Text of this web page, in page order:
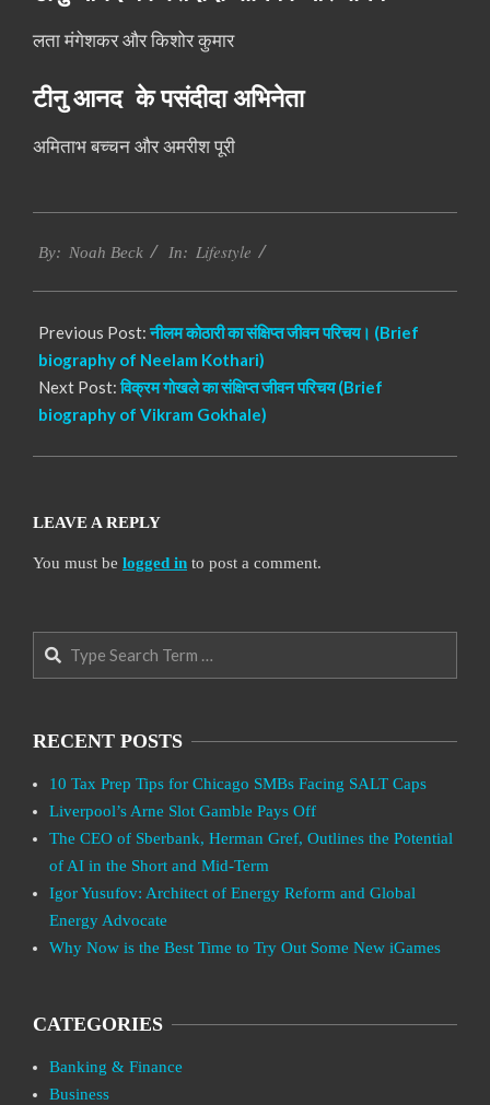
लता मंगेशकर और किशोर कुमार
टीनु आनद के पसंदीदा अभिनेता
अमिताभ बच्चन और अमरीश पूरी
10-
By: Noah Beck In: Lifestyle
Previous Post:नीलम कोठारी का संक्षिप्त जीवन परिचय। (Brief
biography of Neelam Kothari)
Next Post:विक्रम गोखले का संक्षिप्त जीवन परिचय (Brief
biography of Vikram Gokhale)
LEAVE A REPLY
You must be logged in to post a comment.
Search
RECENT POSTS
10 Tax Prep Tips for Chicago SMBs Facing SALT Caps
Liverpool’s Arne Slot Gamble Pays Off
The CEO of Sberbank, Herman Gref, Outlines the Potential
of AI in the Short and Mid-Term
Igor Yusufov: Architect of Energy Reform and Global
Energy Advocate
Why Now is the Best Time to Try Out Some New iGames
CATEGORIES
Banking & Finance
Business